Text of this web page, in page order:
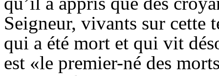
Seigneur, vivants sur cette
qui a été mort et qui vit
est «le premier-né des